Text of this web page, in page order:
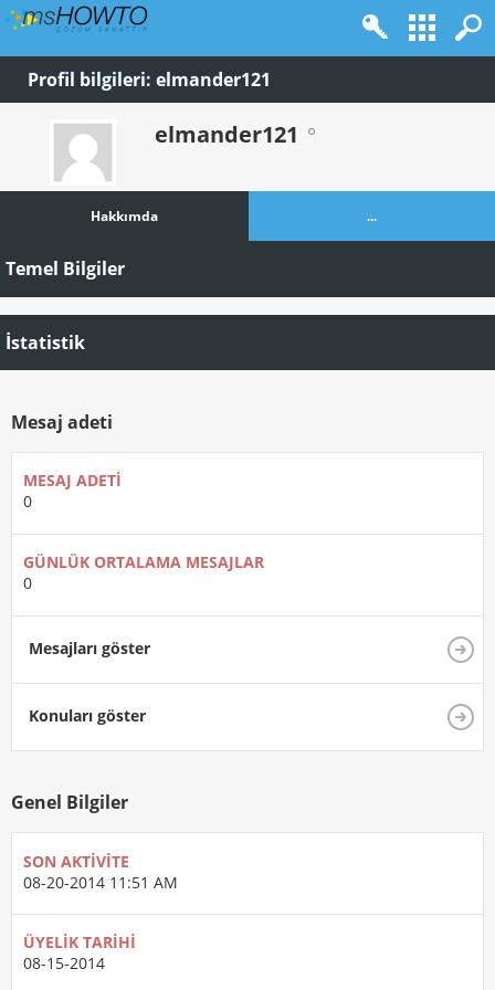
Profil bilgileri: elmander121
elmander121
Hakkımda ...
Temel Bilgiler
İstatistik
Mesaj adeti
MESAJ ADETI
0
GÜNLÜK ORTALAMA MESAJLAR
0
Mesajları göster
Konuları göster
Genel Bilgiler
SON AKTIVITE
08-20-2014 11:51 AM
ÜYELIK TARIHI
08-15-2014